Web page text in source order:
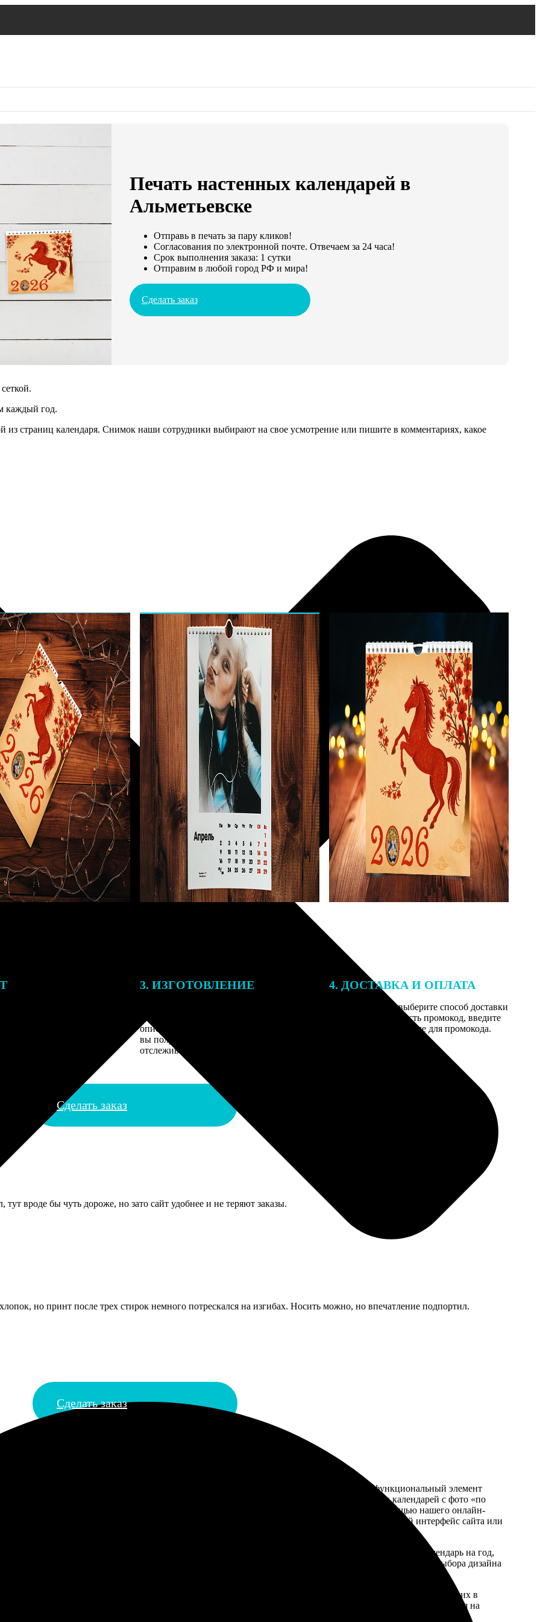
Печать настенных календарей в
Альметьевске
Отправь в печать за пару кликов!
Согласования по электронной почте. Отвечаем за 24 часа!
Срок выполнения заказа: 1 сутки
Отправим в любой город РФ и мира!
Сделать заказ
каждый год.
страниц календаря. Снимок наши сотрудники выбирают на свое усмотрение или пишите в комментариях, какое
3. ИЗГОТОВЛЕНИЕ
описанием заказа. Когда отправим заказ
вы получите письмо с трек-номером для
отслеживания.
4. ДОСТАВКА И ОПЛАТА
Введите адрес и выберите способ доставки
заказа. Если у вас есть промокод, введите
его в специальное поле для промокода.
Сделать заказ
вроде бы чуть дороже, но зато сайт удобнее и не теряют заказы.
но принт после трех стирок немного потрескался на изгибах. Носить можно, но впечатление подпортил.
Сделать заказ
онлайн
не только сохранить ваши самые яркие моменты на фотографиях, но и превратить их в функциональный элемент
различные варианты календарей: от квартальных и перекидных до оригинальных календарей с фото «по
датах, но и украшением любого пространства. Изготовление настенных календарей с помощью нашего онлайн-
выбрать понравившийся дизайн, загрузить свои фотографии и оформить заказ через удобный интерфейс сайта или
фотографиями, делая его по-настоящему уникальным и персонализированным. Это может быть календарь на год,
как для личного пользования, так и в качестве оригинального подарка друзьям и родным. Процесс выбора дизайна
интуитивен и удобен для пользователей любого уровня подготовки.
настенных календарей с логотипом для компаний, желающих укрепить корпоративный дух или использовать их в
Использование современных технологий печати позволяет нам обеспечивать высокое качество изображения на